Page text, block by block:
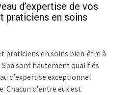
d’expertise de vos
praticiens en soins
praticiens en soins bien-être à
Spa sont hautement qualifiés
d’expertise exceptionnel
Chacun d’entre eux est